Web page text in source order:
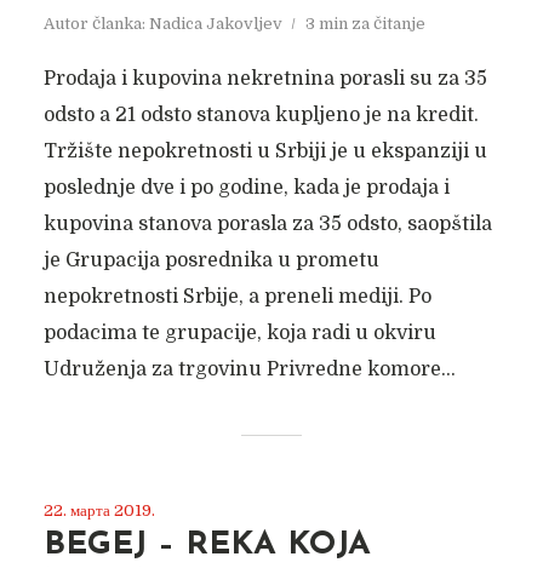
Autor članka: Nadica Jakovljev 3 min za čitanje
Prodaja i kupovina nekretnina porasli su za 35
odsto a 21 odsto stanova kupljeno je na kredit.
Tržište nepokretnosti u Srbiji je u ekspanziji u
poslednje dve i po godine, kada je prodaja i
kupovina stanova porasla za 35 odsto, saopštila
je Grupacija posrednika u prometu
nepokretnosti Srbije, a preneli mediji. Po
podacima te grupacije, koja radi u okviru
Udruženja za trgovinu Privredne komore...
22. марта 2019.
BEGEJ – REKA KOJA